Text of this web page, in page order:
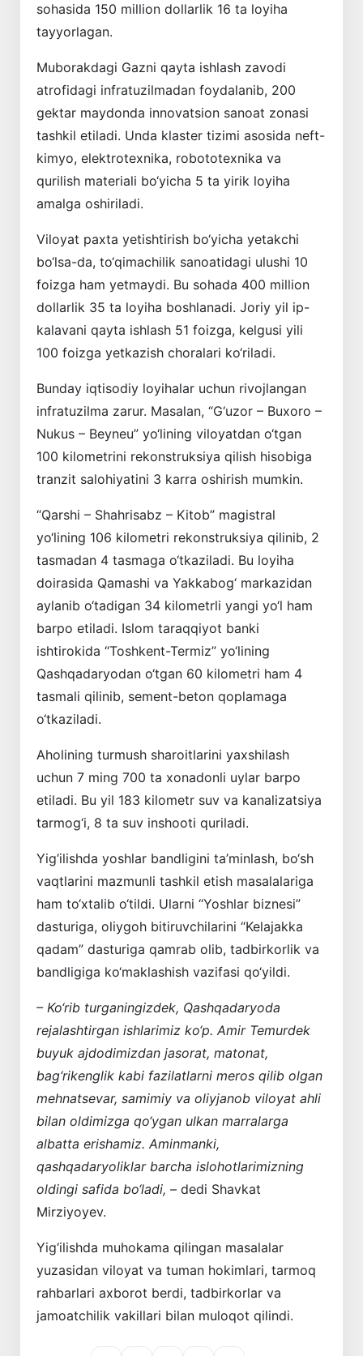
sohasida 150 million dollarlik 16 ta loyiha
tayyorlagan.
Muborakdagi Gazni qayta ishlash zavodi
atrofidagi infratuzilmadan foydalanib, 200
gektar maydonda innovatsion sanoat zonasi
tashkil etiladi. Unda klaster tizimi asosida neft-
kimyo, elektrotexnika, robototexnika va
qurilish materiali bo‘yicha 5 ta yirik loyiha
amalga oshiriladi.
Viloyat paxta yetishtirish bo‘yicha yetakchi
bo‘lsa-da, to‘qimachilik sanoatidagi ulushi 10
foizga ham yetmaydi. Bu sohada 400 million
dollarlik 35 ta loyiha boshlanadi. Joriy yil ip-
kalavani qayta ishlash 51 foizga, kelgusi yili
100 foizga yetkazish choralari ko‘riladi.
Bunday iqtisodiy loyihalar uchun rivojlangan
infratuzilma zarur. Masalan, “G‘uzor – Buxoro –
Nukus – Beyneu” yo‘lining viloyatdan o‘tgan
100 kilometrini rekonstruksiya qilish hisobiga
tranzit salohiyatini 3 karra oshirish mumkin.
“Qarshi – Shahrisabz – Kitob” magistral
yo‘lining 106 kilometri rekonstruksiya qilinib, 2
tasmadan 4 tasmaga o‘tkaziladi. Bu loyiha
doirasida Qamashi va Yakkabog‘ markazidan
aylanib o‘tadigan 34 kilometrli yangi yo‘l ham
barpo etiladi. Islom taraqqiyot banki
ishtirokida “Toshkent-Termiz” yo‘lining
Qashqadaryodan o‘tgan 60 kilometri ham 4
tasmali qilinib, sement-beton qoplamaga
o‘tkaziladi.
Aholining turmush sharoitlarini yaxshilash
uchun 7 ming 700 ta xonadonli uylar barpo
etiladi. Bu yil 183 kilometr suv va kanalizatsiya
tarmog‘i, 8 ta suv inshooti quriladi.
Yig‘ilishda yoshlar bandligini ta’minlash, bo‘sh
vaqtlarini mazmunli tashkil etish masalalariga
ham to‘xtalib o‘tildi. Ularni “Yoshlar biznesi”
dasturiga, oliygoh bitiruvchilarini “Kelajakka
qadam” dasturiga qamrab olib, tadbirkorlik va
bandligiga ko‘maklashish vazifasi qo‘yildi.
– Ko‘rib turganingizdek, Qashqadaryoda
rejalashtirgan ishlarimiz ko‘p. Amir Temurdek
buyuk ajdodimizdan jasorat, matonat,
bag‘rikenglik kabi fazilatlarni meros qilib olgan
mehnatsevar, samimiy va oliyjanob viloyat ahli
bilan oldimizga qo‘ygan ulkan marralarga
albatta erishamiz. Aminmanki,
qashqadaryoliklar barcha islohotlarimizning
oldingi safida bo‘ladi, – dedi Shavkat
Mirziyoyev.
Yig‘ilishda muhokama qilingan masalalar
yuzasidan viloyat va tuman hokimlari, tarmoq
rahbarlari axborot berdi, tadbirkorlar va
jamoatchilik vakillari bilan muloqot qilindi.